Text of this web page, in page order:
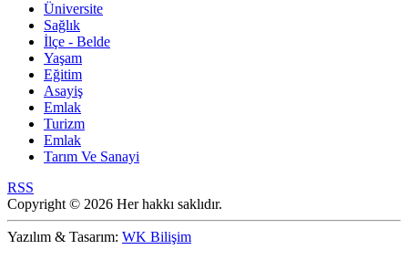
Üniversite
Sağlık
İlçe - Belde
Yaşam
Eğitim
Asayiş
Emlak
Turizm
Emlak
Tarım Ve Sanayi
RSS
Copyright © 2026 Her hakkı saklıdır.
Yazılım & Tasarım: WK Bilişim